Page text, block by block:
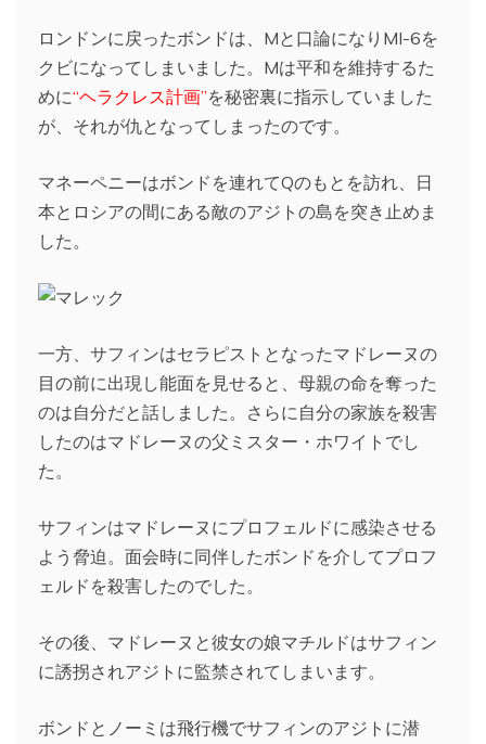
ロンドンに戻ったボンドは、Mと口論になりMI-6を
クビになってしまいました。Mは平和を維持するた
めに“ヘラクレス計画”を秘密裏に指示していました
が、それが仇となってしまったのです。
マネーペニーはボンドを連れてQのもとを訪れ、日
本とロシアの間にある敵のアジトの島を突き止めま
した。
一方、サフィンはセラピストとなったマドレーヌの
目の前に出現し能面を見せると、母親の命を奪った
のは自分だと話しました。さらに自分の家族を殺害
したのはマドレーヌの父ミスター・ホワイトでし
た。
サフィンはマドレーヌにプロフェルドに感染させる
よう脅迫。面会時に同伴したボンドを介してプロフ
ェルドを殺害したのでした。
その後、マドレーヌと彼女の娘マチルドはサフィン
に誘拐されアジトに監禁されてしまいます。
ボンドとノーミは飛行機でサフィンのアジトに潜